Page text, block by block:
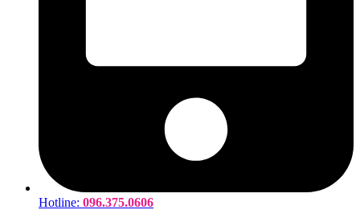
Hotline: 096.375.0606